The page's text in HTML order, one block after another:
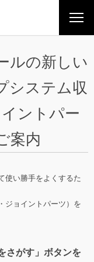
ルの新しい
システム収
ントパー
案内
使い勝手をよくするた
ジョイントパーツ）を
さがす」ボタンを